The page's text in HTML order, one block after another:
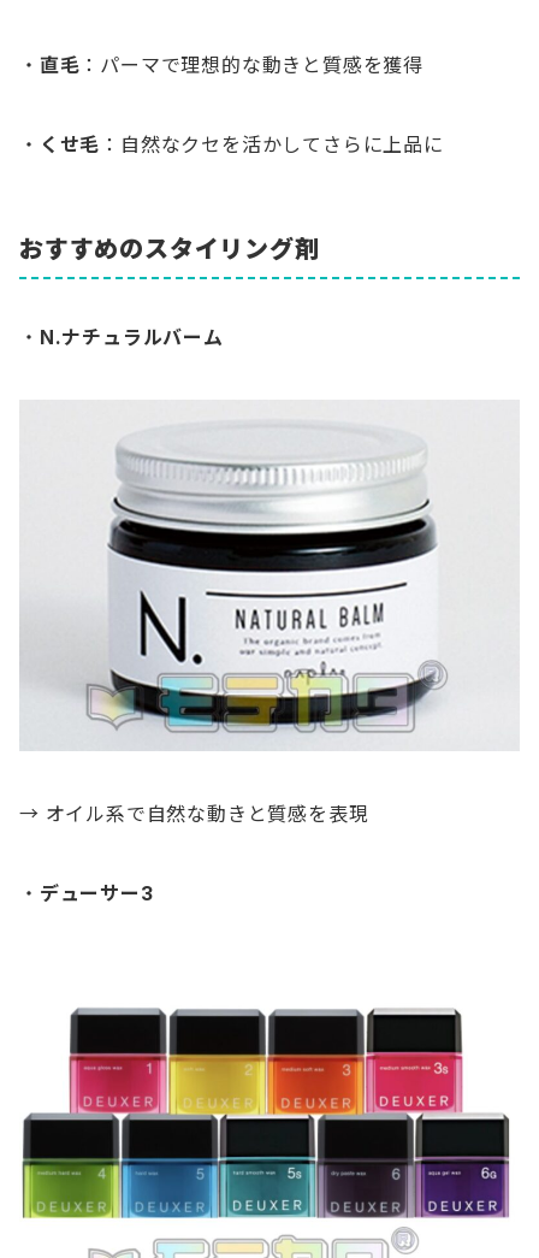
・ 直毛 ：パーマで理想的な動きと質感を獲得
・ くせ毛 ：自然なクセを活かしてさらに上品に
おすすめのスタイリング剤
・ N.ナチュラルバーム
→ オイル系で自然な動きと質感を表現
・ デューサー3